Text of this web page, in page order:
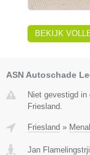
BEKIJK
ASN Autoschade
Niet gevestigd in
Friesland.
Friesland »
Jan